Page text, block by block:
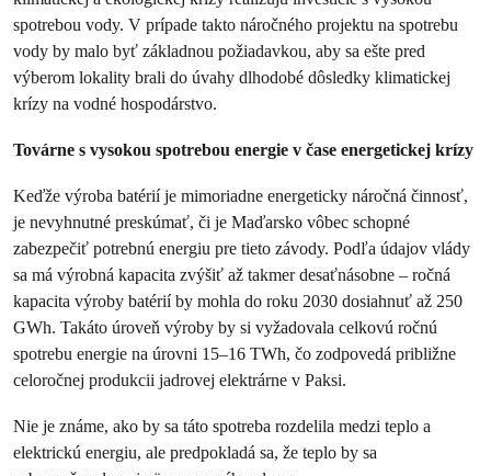
spotrebou vody. V prípade takto náročného projektu na spotrebu
vody by malo byť základnou požiadavkou, aby sa ešte pred
výberom lokality brali do úvahy dlhodobé dôsledky klimatickej
krízy na vodné hospodárstvo.
Továrne s vysokou spotrebou energie v čase energetickej krízy
Keďže výroba batérií je mimoriadne energeticky náročná činnosť,
je nevyhnutné preskúmať, či je Maďarsko vôbec schopné
zabezpečiť potrebnú energiu pre tieto závody. Podľa údajov vlády
sa má výrobná kapacita zvýšiť až takmer desaťnásobne – ročná
kapacita výroby batérií by mohla do roku 2030 dosiahnuť až 250
GWh. Takáto úroveň výroby by si vyžadovala celkovú ročnú
spotrebu energie na úrovni 15–16 TWh, čo zodpovedá približne
celoročnej produkcii jadrovej elektrárne v Paksi.
Nie je známe, ako by sa táto spotreba rozdelila medzi teplo a
elektrickú energiu, ale predpokladá sa, že teplo by sa